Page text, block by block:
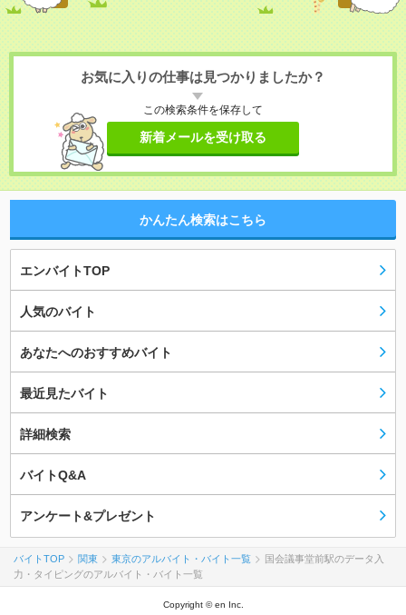
お気に入りの仕事は見つかりましたか？
この検索条件を保存して
新着メールを受け取る
かんたん検索はこちら
エンバイトTOP
人気のバイト
あなたへのおすすめバイト
最近見たバイト
詳細検索
バイトQ&A
アンケート&プレゼント
バイトTOP 関東 東京のアルバイト・バイト一覧
国会議事堂前駅のデータ入
力・タイピングのアルバイト・バイト一覧
Copyright © en Inc.